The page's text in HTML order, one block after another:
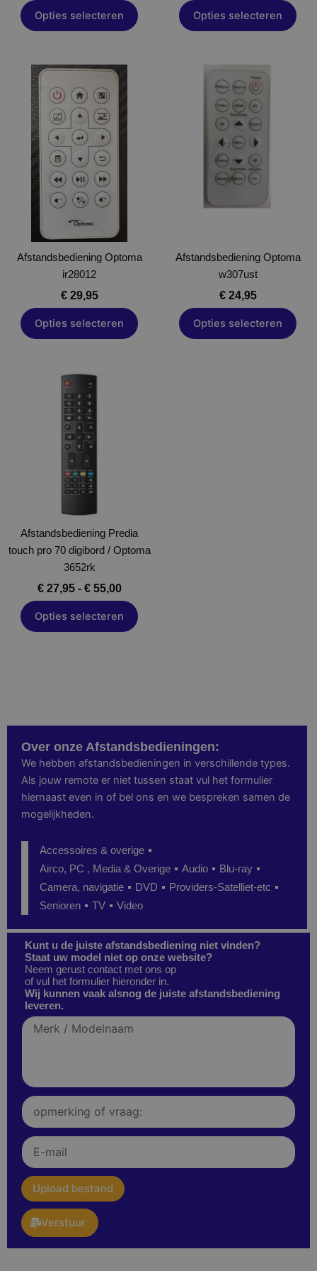
Opties selecteren Opties selecteren
Afstandsbediening Optoma
ir28012
€29,95
Opties selecteren
Dit
product
heeft
meerdere
variaties.
Deze
optie
kan
gekozen
worden
op
de
productpagina
Afstandsbediening Optoma
w307ust
€24,95
Opties selecteren
product
heeft
meerdere
variaties.
Deze
optie
gekozen
de
productpagina
Afstandsbediening Predia
touch pro 70 digibord / Optoma
3652rk
€27,95 - €55,00
Opties selecteren
Dit
product
heeft
meerdere
variaties.
Deze
optie
gekozen
worden
op
de
productpagina
Over onze Afstandsbedieningen:
We hebben afstandsbedieningen in verschillende types.
Als jouw remote er niet tussen staat vul het formulier
hiernaast even in of bel ons en we bespreken samen de
mogelijkheden.
Accessoires & overige
Airco, PC , Media & Overige
Audio
Blu-ray
Camera, navigatie
DVD
Providers-Satelliet-etc
Senioren
TV Video
Kunt u de juiste afstandsbediening niet vinden?
Staat uw model niet op onze website?
Neem gerust contact met ons op
of vul het formulier hieronder in.
Wij kunnen vaak alsnog de juiste afstandsbediening
leveren.
Merk
Opmerking
of
vraag:
E-
mail
upload
Upload bestand
Verstuur